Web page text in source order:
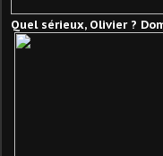
Quel sérieux, Olivier ?